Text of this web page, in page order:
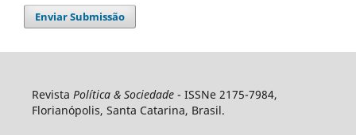
Enviar Submissão
Revista Política & Sociedade- ISSNe 2175-7984,
Florianópolis, Santa Catarina, Brasil.